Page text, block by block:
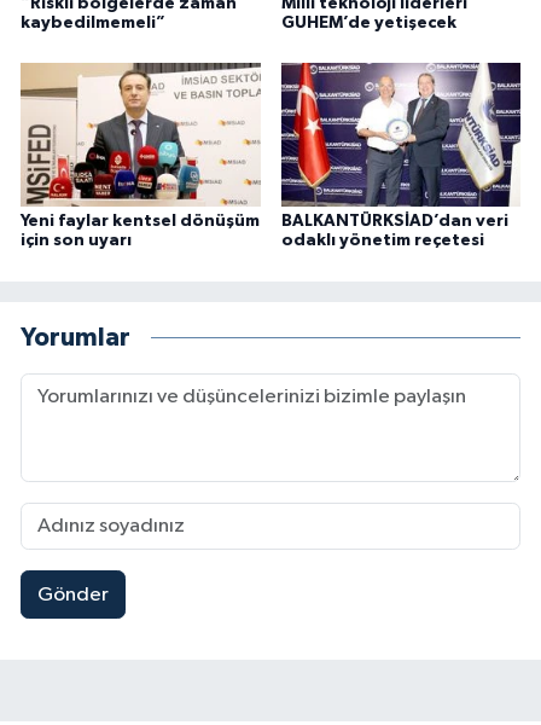
kaybedilmemeli”
GUHEM’de yetişecek
Yeni faylar kentsel dönüşüm
için son uyarı
BALKANTÜRKSİAD’dan veri
odaklı yönetim reçetesi
Yorumlar
Gönder